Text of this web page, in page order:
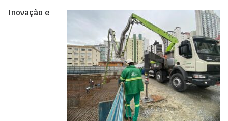
Inovação e